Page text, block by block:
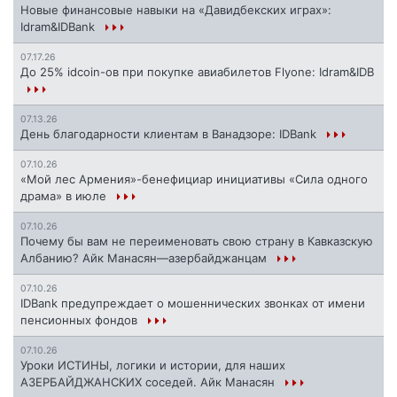
Новые финансовые навыки на «Давидбекских играх»:
Idram&IDBank
07.17.26
До 25% idcoin-ов при покупке авиабилетов Flyone: Idram&IDB
07.13.26
День благодарности клиентам в Ванадзоре: IDBank
07.10.26
«Мой лес Армения»-бенефициар инициативы «Сила одного
драма» в июле
07.10.26
Почему бы вам не переименовать свою страну в Кавказскую
Албанию? Айк Манасян—азербайджанцам
07.10.26
IDBank предупреждает о мошеннических звонках от имени
пенсионных фондов
07.10.26
Уроки ИСТИНЫ, логики и истории, для наших
АЗЕРБАЙДЖАНСКИХ соседей. Айк Манасян